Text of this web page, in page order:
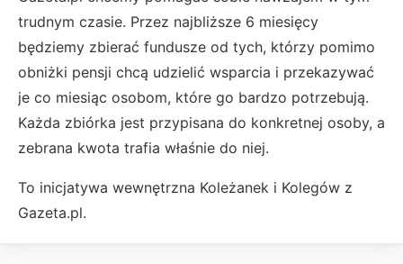
trudnym czasie. Przez najbliższe 6 miesięcy
będziemy zbierać fundusze od tych, którzy pomimo
obniżki pensji chcą udzielić wsparcia i przekazywać
je co miesiąc osobom, które go bardzo potrzebują.
Każda zbiórka jest przypisana do konkretnej osoby, a
zebrana kwota trafia właśnie do niej.
To inicjatywa wewnętrzna Koleżanek i Kolegów z
Gazeta.pl.